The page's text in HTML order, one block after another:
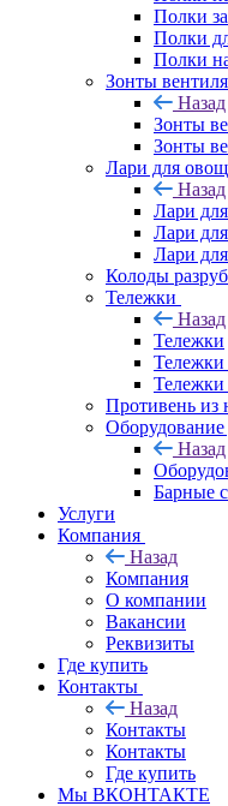
Полки
Полки
Полки
Зонты
Назад
Зонты
Зонты
Лари для
Назад
Лари
Лари
Лари
Колоды
Тележки
Назад
Тележки
Тележки
Противень из
Оборудование
Назад
Барные
Услуги
Компания
Назад
Компания
О компании
Вакансии
Реквизиты
Где купить
Контакты
Назад
Контакты
Контакты
Где купить
Мы ВКОНТАКТЕ